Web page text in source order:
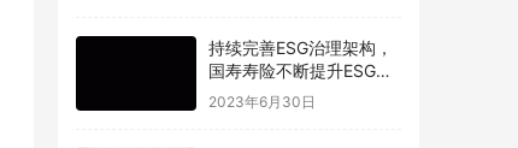
持续完善ESG治理架构，
国寿寿险不断提升ESG管
理水平
2023年6月30日